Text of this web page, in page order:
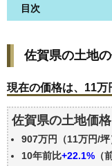
目次
現在の価格は
価格を詳細に分
佐賀県の土地
公示地価はいく
エリアの将来性
佐賀県の土地
現在の価格は、11万
佐賀県の土地価格
907万円（11万円/坪
10年前比+22.1% （